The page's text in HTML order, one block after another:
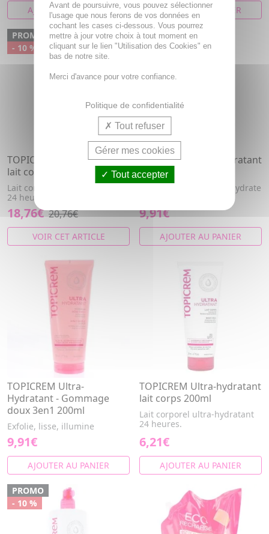
AJOUTER AU PANIER AJOUTER AU PANIER
PROMO
- 10 %
TOPICREM Ultra-hydratant
lait corps lot 2 x 500ml
Lait corporel ultra-hydratant
24 heures
18,76€ 20,76€
VOIR CET ARTICLE
TOPICREM Ultra Hydratant
- Lait de Douche 1l
Nettoie en douceur et hydrate
9,91€
AJOUTER AU PANIER
TOPICREM Ultra-
Hydratant - Gommage
doux 3en1 200ml
Exfolie, lisse, illumine
9,91€
AJOUTER AU PANIER
TOPICREM Ultra-hydratant
lait corps 200ml
Lait corporel ultra-hydratant
24 heures.
6,21€
AJOUTER AU PANIER
PROMO
- 10 %
Avant de poursuivre, vous pouvez sélectionner
l'usage que nous ferons de vos données en
cochant les cases ci-dessous. Vous pourrez
mettre à jour votre choix à tout moment en
cliquant sur le lien "Utilisation des Cookies" en
bas de notre site.
Merci d'avance pour votre confiance.
Politique de confidentialité
Tout refuser
Gérer mes cookies
Tout accepter